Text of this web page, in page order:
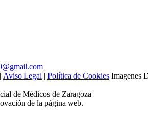
| Aviso Legal | Política de Cookies Imagenes
de Médicos de Zaragoza
de la página web.